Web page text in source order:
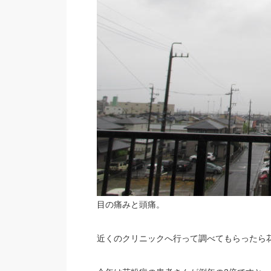
目の痛みと頭痛。
近くのクリニックへ行って調べてもらったら